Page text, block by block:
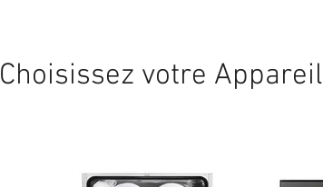
Choisissez votre Appareil